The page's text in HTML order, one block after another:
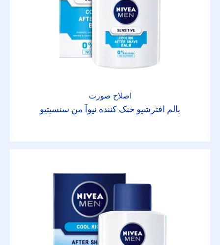
اصلاح صورت
بالم افترشیو خنک کننده نیوآ من سنسیتیو